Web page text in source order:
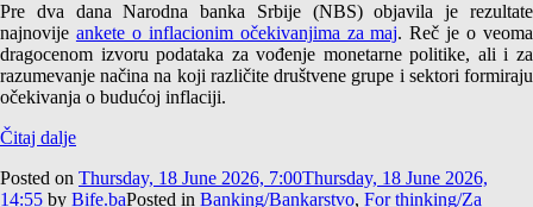
Pre dva dana Narodna banka Srbije (NBS) objavila je rezultate
najnovije ankete o inflacionim očekivanjima za maj. Reč je o veoma
dragocenom izvoru podataka za vođenje monetarne politike, ali i za
razumevanje načina na koji različite društvene grupe i sektori formiraju
očekivanja o budućoj inflaciji.
Čitaj dalje
Posted on Thursday, 18 June 2026, 7:00Thursday, 18 June 2026,
14:55 by Bife.baPosted in Banking/Bankarstvo, For thinking/Za